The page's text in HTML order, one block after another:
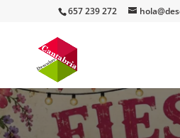
657 239 272